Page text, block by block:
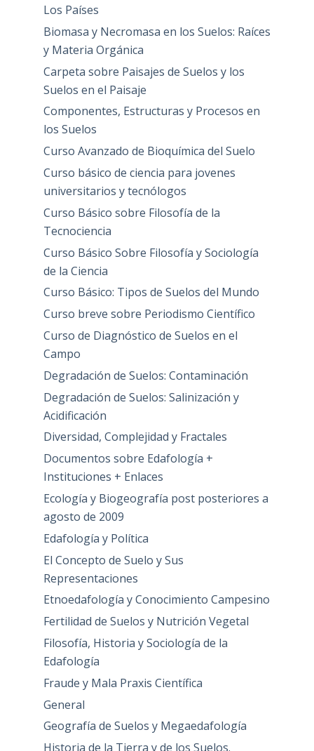
Los Países
Biomasa y Necromasa en los Suelos: Raíces
y Materia Orgánica
Carpeta sobre Paisajes de Suelos y los
Suelos en el Paisaje
Componentes, Estructuras y Procesos en
los Suelos
Curso Avanzado de Bioquímica del Suelo
Curso básico de ciencia para jovenes
universitarios y tecnólogos
Curso Básico sobre Filosofía de la
Tecnociencia
Curso Básico Sobre Filosofía y Sociología
de la Ciencia
Curso Básico: Tipos de Suelos del Mundo
Curso breve sobre Periodismo Científico
Curso de Diagnóstico de Suelos en el
Campo
Degradación de Suelos: Contaminación
Degradación de Suelos: Salinización y
Acidificación
Diversidad, Complejidad y Fractales
Documentos sobre Edafología +
Instituciones + Enlaces
Ecología y Biogeografía post posteriores a
agosto de 2009
Edafología y Política
El Concepto de Suelo y Sus
Representaciones
Etnoedafología y Conocimiento Campesino
Fertilidad de Suelos y Nutrición Vegetal
Filosofía, Historia y Sociología de la
Edafología
Fraude y Mala Praxis Científica
General
Geografía de Suelos y Megaedafología
Historia de la Tierra y de los Suelos.